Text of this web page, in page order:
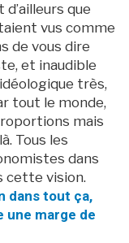
que
vus comme
de vous dire
et inaudible
très,
tout le monde,
mais
Tous les
dans
cette vision.
dans tout ça,
une marge de